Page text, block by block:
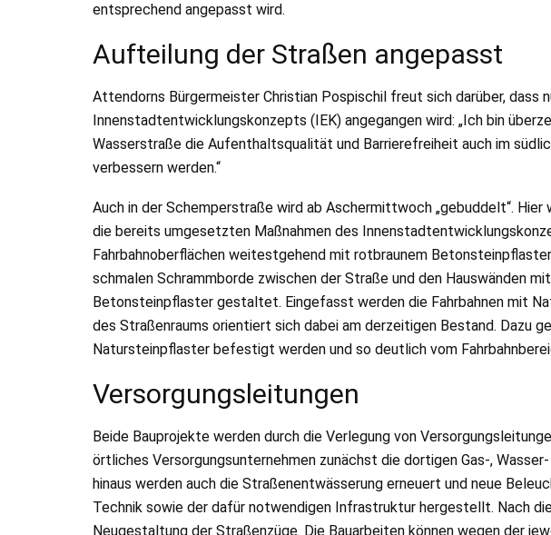
entsprechend angepasst wird.
Aufteilung der Straßen angepasst
Attendorns Bürgermeister Christian Pospischil freut sich darüber, dass
Innenstadtentwicklungskonzepts (IEK) angegangen wird: „Ich bin
Wasserstraße die Aufenthaltsqualität und Barrierefreiheit auch im
verbessern werden.“
Auch in der Schemperstraße wird ab Aschermittwoch „gebuddelt“. Hier
die bereits umgesetzten Maßnahmen des
Fahrbahnoberflächen weitestgehend mit rotbraunem
schmalen Schrammborde zwischen der Straße und den Hauswänden
Betonsteinpflaster gestaltet. Eingefasst werden die Fahrbahnen mit
des Straßenraums orientiert sich dabei am derzeitigen Bestand. Dazu
Natursteinpflaster befestigt werden und so deutlich vom
Versorgungsleitungen
Beide Bauprojekte werden durch die Verlegung von
örtliches Versorgungsunternehmen zunächst die dortigen Gas-,
hinaus werden auch die Straßenentwässerung erneuert und neue
Technik sowie der dafür notwendigen Infrastruktur hergestellt. Nach
Neugestaltung der Straßenzüge. Die Bauarbeiten können wegen der